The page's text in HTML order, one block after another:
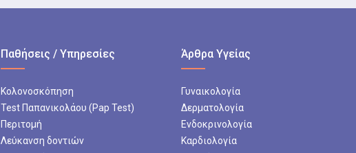
Παθήσεις / Υπηρεσίες
Κολονοσκόπηση
Test Παπανικολάου (Pap Test)
Περιτομή
Λεύκανση δοντιών
Άρθρα Υγείας
Γυναικολογία
Δερματολογία
Ενδοκρινολογία
Καρδιολογία